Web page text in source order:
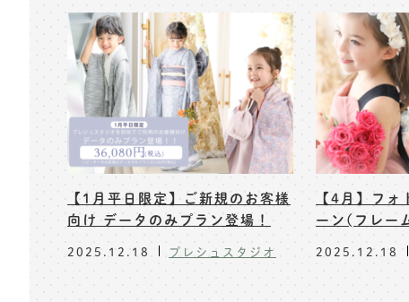
【1月平日限定】ご新規のお客様
向け データのみプラン登場！
2025.12.18 プレシュスタジオ
【4月】フ
ーン(フレー
2025.12.18